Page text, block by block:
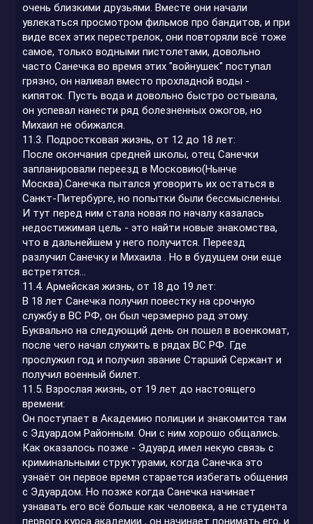
очень близкими друзьями. Вместе они начали
увлекаться просмотром фильмов про бандитов, и при
виде всех этих перестрелок, они повторяли всё тоже
самое, только водными пистолетами, довольно
часто Санечка во время этих "войнушек" поступал
грязно, он наливал вместо прохладной воды -
кипяток. Пусть вода и довольно быстро остывала,
он успевал нанести ряд болезненных ожогов, но
Михаил не обижался.
11.3. Подростковая жизнь, от 12 до 18 лет:
После окончания средней школы, отец Санечки
запланировали переезд в Московию(Нынче
Москва).Санечка пытался уговорить их остаться в
Санкт-Питербурге, но попытки были бессмысленны.
И тут перед ним стала новая по началу казалась
недостижимая цель - это найти новые знакомства,
что в дальнейшем у него получится. Переезд
разлучил Санечку и Михаила . Но в будущем они еще
встретятся...
11.4. Армейская жизнь, от 18 до 19 лет:
В 18 лет Санечка получил повестку на срочную
службу в ВС РФ, он был черзмерно рад этому.
Буквально на следующий день он пошел в военкомат,
после чего начал служить в рядах ВС РФ. Где
прослужил год и получил звание Старший Сержант и
получил военный билет.
11.5. Взрослая жизнь, от 19 лет до настоящего
времени:
Он поступает в Академию полиции и знакомится там
с Эдуардом Районным. Они с ним хорошо общались.
Как оказалось позже - Эдуард имел некую связь с
криминальными структурами, когда Санечка это
узнаёт он первое время старается избегать общения
с Эдуардом. Но позже когда Санечка начинает
узнавать его всё больше как человека, а не студента
первого курса академии , он начинает понимать его, и